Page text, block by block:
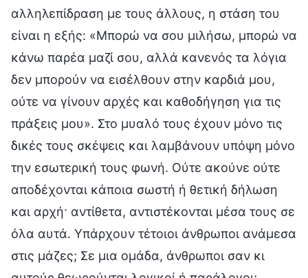
αλληλεπίδραση με τους άλλους, η στάση του
είναι η εξής: «Μπορώ να σου μιλήσω, μπορώ να
κάνω παρέα μαζί σου, αλλά κανενός τα λόγια
δεν μπορούν να εισέλθουν στην καρδιά μου,
ούτε να γίνουν αρχές και καθοδήγηση για τις
πράξεις μου». Στο μυαλό τους έχουν μόνο τις
δικές τους σκέψεις και λαμβάνουν υπόψη μόνο
την εσωτερική τους φωνή. Ούτε ακούνε ούτε
αποδέχονται κάποια σωστή ή θετική δήλωση
και αρχή· αντίθετα, αντιστέκονται μέσα τους σε
όλα αυτά. Υπάρχουν τέτοιοι άνθρωποι ανάμεσα
στις μάζες; Σε μια ομάδα, άνθρωποι σαν κι